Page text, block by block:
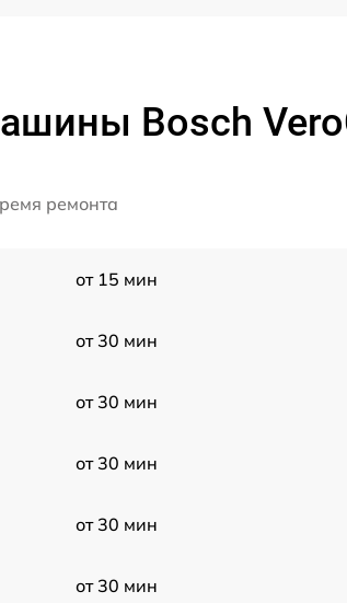
Bosch
ремонта
от 15 мин
от 30 мин
от 30 мин
от 30 мин
от 30 мин
от 30 мин